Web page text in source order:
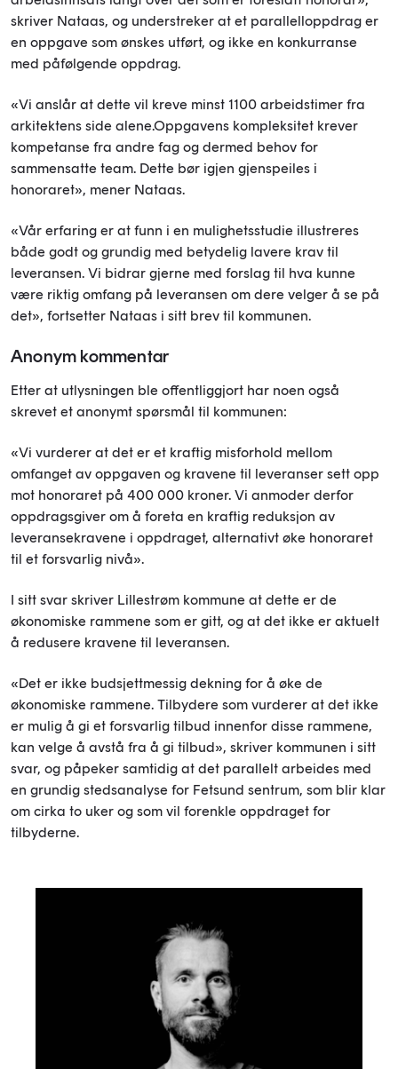
skriver Nataas, og understreker at et parallelloppdrag er
en oppgave som ønskes utført, og ikke en konkurranse
med påfølgende oppdrag.
«Vi anslår at dette vil kreve minst 1100 arbeidstimer fra
arkitektens side alene.Oppgavens kompleksitet krever
kompetanse fra andre fag og dermed behov for
sammensatte team. Dette bør igjen gjenspeiles i
honoraret», mener Nataas.
«Vår erfaring er at funn i en mulighetsstudie illustreres
både godt og grundig med betydelig lavere krav til
leveransen. Vi bidrar gjerne med forslag til hva kunne
være riktig omfang på leveransen om dere velger å se på
det», fortsetter Nataas i sitt brev til kommunen.
Anonym kommentar
Etter at utlysningen ble offentliggjort har noen også
skrevet et anonymt spørsmål til kommunen:
«Vi vurderer at det er et kraftig misforhold mellom
omfanget av oppgaven og kravene til leveranser sett opp
mot honoraret på 400 000 kroner. Vi anmoder derfor
oppdragsgiver om å foreta en kraftig reduksjon av
leveransekravene i oppdraget, alternativt øke honoraret
til et forsvarlig nivå».
I sitt svar skriver Lillestrøm kommune at dette er de
økonomiske rammene som er gitt, og at det ikke er aktuelt
å redusere kravene til leveransen.
«Det er ikke budsjettmessig dekning for å øke de
økonomiske rammene. Tilbydere som vurderer at det ikke
er mulig å gi et forsvarlig tilbud innenfor disse rammene,
kan velge å avstå fra å gi tilbud», skriver kommunen i sitt
svar, og påpeker samtidig at det parallelt arbeides med
en grundig stedsanalyse for Fetsund sentrum, som blir klar
om cirka to uker og som vil forenkle oppdraget for
tilbyderne.